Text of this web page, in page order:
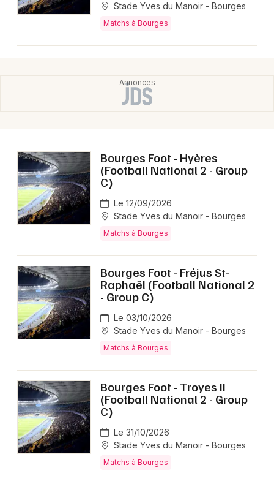
Matchs dans le Centre
Matchs dans le Centre-Val de Loire
Newsletter des sorties
Artistes en tournée
Actus à Bourges
Strasbourg
Stade Yves du Manoir - Bourges
Matchs à Bourges
Bourges Foot - Hyères
(Football National 2 - Group
C)
Le 12/09/2026
Stade Yves du Manoir - Bourges
Matchs à Bourges
Bourges Foot - Fréjus St-
Raphaël (Football National 2
- Group C)
Le 03/10/2026
Stade Yves du Manoir - Bourges
Matchs à Bourges
Bourges Foot - Troyes II
(Football National 2 - Group
C)
Le 31/10/2026
Stade Yves du Manoir - Bourges
Matchs à Bourges